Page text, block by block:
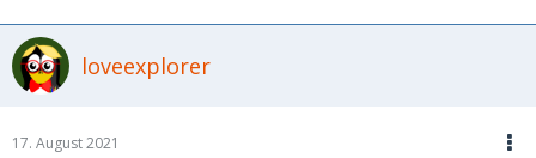
loveexplorer
17. August 2021